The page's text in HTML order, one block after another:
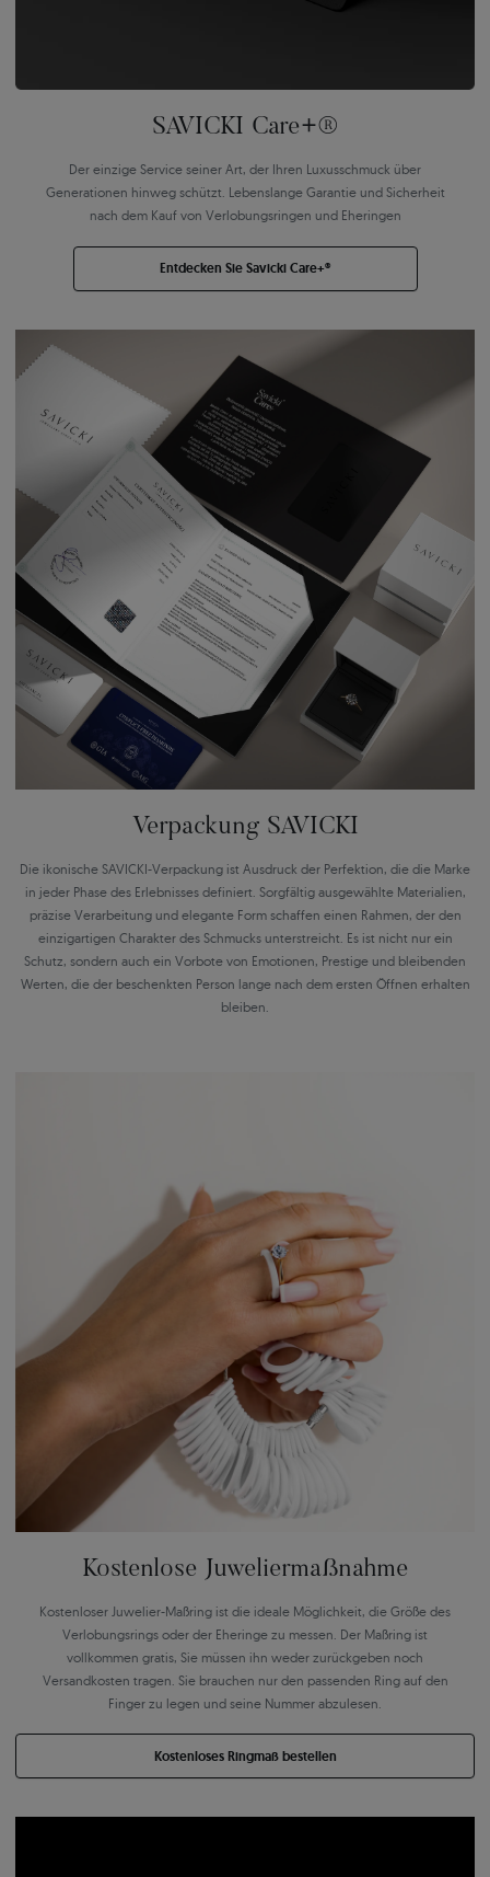
SAVICKI Care+®
Der einzige Service seiner Art, der Ihren Luxusschmuck über
Generationen hinweg schützt. Lebenslange Garantie und Sicherheit
nach dem Kauf von Verlobungsringen und Eheringen
Entdecken Sie Savicki Care+®
Verpackung SAVICKI
Die ikonische SAVICKI-Verpackung ist Ausdruck der Perfektion, die die Marke
in jeder Phase des Erlebnisses definiert. Sorgfältig ausgewählte Materialien,
präzise Verarbeitung und elegante Form schaffen einen Rahmen, der den
einzigartigen Charakter des Schmucks unterstreicht. Es ist nicht nur ein
Schutz, sondern auch ein Vorbote von Emotionen, Prestige und bleibenden
Werten, die der beschenkten Person lange nach dem ersten Öffnen erhalten
bleiben.
Kostenlose Juweliermaßnahme
Kostenloser Juwelier-Maßring ist die ideale Möglichkeit, die Größe des
Verlobungsrings oder der Eheringe zu messen. Der Maßring ist
vollkommen gratis, Sie müssen ihn weder zurückgeben noch
Versandkosten tragen. Sie brauchen nur den passenden Ring auf den
Finger zu legen und seine Nummer abzulesen.
Kostenloses Ringmaß bestellen